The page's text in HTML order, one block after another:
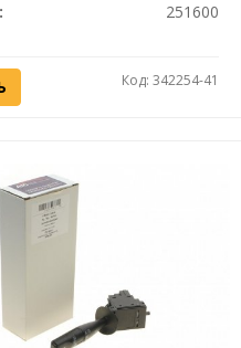
251600
Код: 342254-41